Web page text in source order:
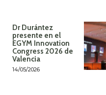
Dr Durántez
presente en el
EGYM Innovation
Congress 2026 de
Valencia
14/05/2026